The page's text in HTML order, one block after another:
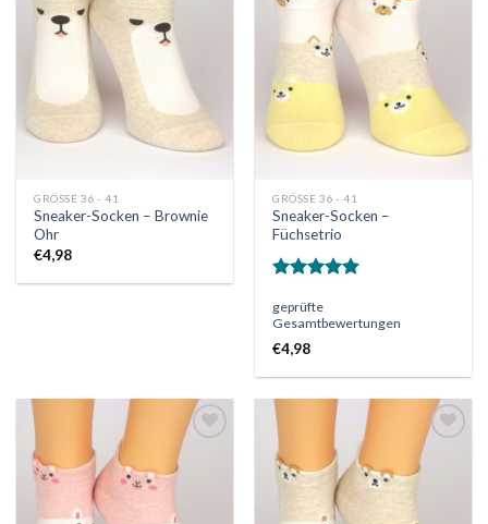
Wunschliste
GRÖSSE 36 - 41
Sneaker-Socken – Brownie
Ohr
€4,98
GRÖSSE 36 - 41
Sneaker-Socken –
Füchsetrio
mit5.00
von 5
geprüfte
Gesamtbewertungen
€4,98